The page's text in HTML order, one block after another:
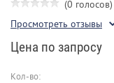
(0 голосов)
Просмотреть отзывы
Цена по запросу
Кол-во: